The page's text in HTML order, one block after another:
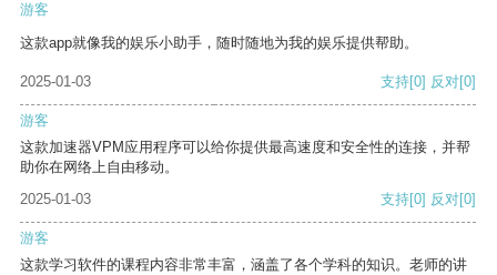
游客
这款app就像我的娱乐小助手，随时随地为我的娱乐提供帮助。
2025-01-03 支持[0] 反对[0]
游客
这款加速器VPM应用程序可以给你提供最高速度和安全性的连接，并帮
助你在网络上自由移动。
2025-01-03
支持[0] 反对[0]
游客
这款学习软件的课程内容非常丰富，涵盖了各个学科的知识。老师的讲